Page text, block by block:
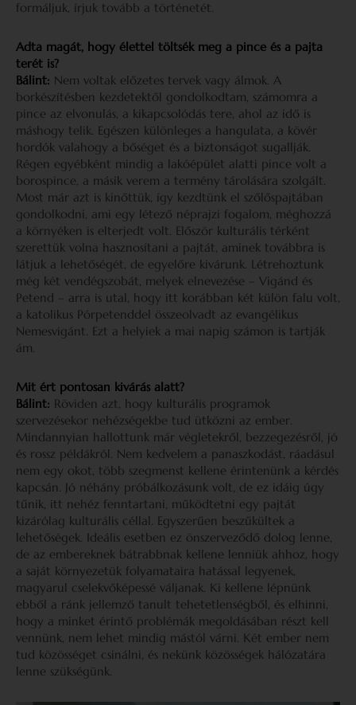
formáljuk, írjuk tovább a történetét.
Adta magát, hogy élettel töltsék meg a pince és a pajta
terét is?
Bálint: Nem voltak előzetes tervek vagy álmok. A
borkészítésben kezdetektől gondolkodtam, számomra a
pince az elvonulás, a kikapcsolódás tere, ahol az idő is
máshogy telik. Egészen különleges a hangulata, a kövér
hordók valahogy a bőséget és a biztonságot sugallják.
Régen egyébként mindig a lakóépület alatti pince volt a
borospince, a másik verem a termény tárolására szolgált.
Most már azt is kinőttük, így kezdtünk el szőlőspajtában
gondolkodni, ami egy létező néprajzi fogalom, méghozzá
a környéken is elterjedt volt. Először kulturális térként
szerettük volna hasznosítani a pajtát, aminek továbbra is
látjuk a lehetőségét, de egyelőre kivárunk. Létrehoztunk
még két vendégszobát, melyek elnevezése – Vigánd és
Petend – arra is utal, hogy itt korábban két külön falu volt,
a katolikus Pórpetenddel összeolvadt az evangélikus
Nemesvigánt. Ezt a helyiek a mai napig számon is tartják
ám.
Mit ért pontosan kivárás alatt?
Bálint: Röviden azt, hogy kulturális programok
szervezésekor nehézségekbe tud ütközni az ember.
Mindannyian hallottunk már végletekről, bezzegezésről, jó
és rossz példákról. Nem kedvelem a panaszkodást, ráadásul
nem egy okot, több szegmenst kellene érintenünk a kérdés
kapcsán. Jó néhány próbálkozásunk volt, de ez idáig úgy
tűnik, itt nehéz fenntartani, működtetni egy pajtát
kizárólag kulturális céllal. Egyszerűen beszűkültek a
lehetőségek. Ideális esetben ez önszerveződő dolog lenne,
de az embereknek bátrabbnak kellene lenniük ahhoz, hogy
a saját környezetük folyamataira hatással legyenek,
magyarul cselekvőképessé váljanak. Ki kellene lépnünk
ebből a ránk jellemző tanult tehetetlenségből, és elhinni,
hogy a minket érintő problémák megoldásában részt kell
vennünk, nem lehet mindig mástól várni. Két ember nem
tud közösséget csinálni, és nekünk közösségek hálózatára
lenne szükségünk.